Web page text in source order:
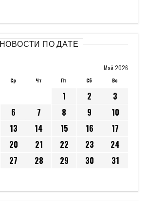
НОВОСТИ ПО ДАТЕ
Май 2026
Ср Чт Пт Сб Вс
1 2
3
6 7 8 9
10
13 14 15 16
17
20 21 22 23
24
27 28 29 30
31